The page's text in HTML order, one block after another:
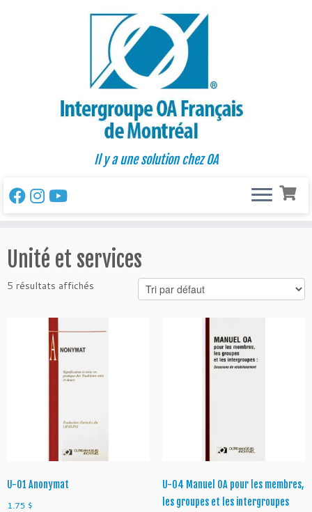
Il y a une solution chez OA
Unité et services
5 résultats affichés
U-01 Anonymat
1.75 $
U-04 Manuel OA pour les membres,
les groupes et les intergroupes